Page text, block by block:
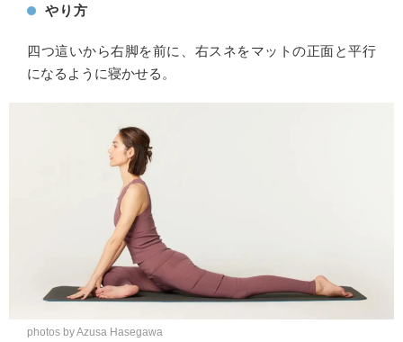
やり方
四つ這いから右脚を前に、右スネをマットの正面と平行
になるように寝かせる。
photos by Azusa Hasegawa